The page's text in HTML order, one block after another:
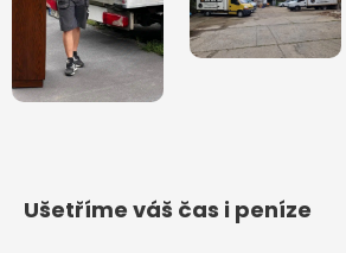
Ušetříme váš čas i peníze